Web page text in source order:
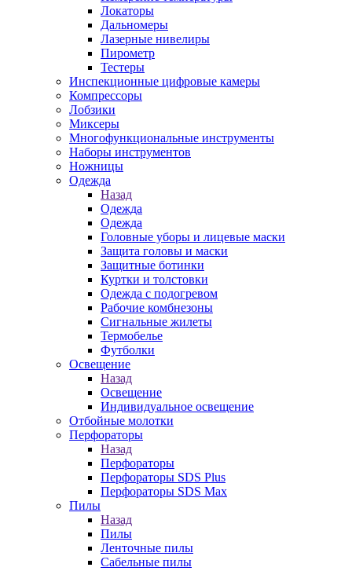
Локаторы
Дальномеры
Лазерные нивелиры
Пирометр
Тестеры
Инспекционные цифровые камеры
Компрессоры
Лобзики
Миксеры
Многофункциональные инструменты
Наборы инструментов
Ножницы
Одежда
Назад
Одежда
Одежда
Головные уборы и лицевые маски
Защита головы и маски
Защитные ботинки
Куртки и толстовки
Одежда с подогревом
Рабочие комбнезоны
Сигнальные жилеты
Термобелье
Футболки
Освещение
Назад
Освещение
Индивидуальное освещение
Отбойные молотки
Перфораторы
Назад
Перфораторы
Перфораторы SDS Plus
Перфораторы SDS Max
Пилы
Назад
Пилы
Ленточные пилы
Сабельные пилы